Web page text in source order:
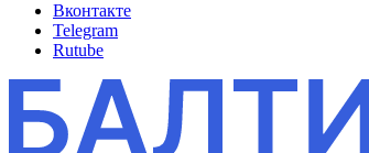
Вконтакте
Telegram
Rutube